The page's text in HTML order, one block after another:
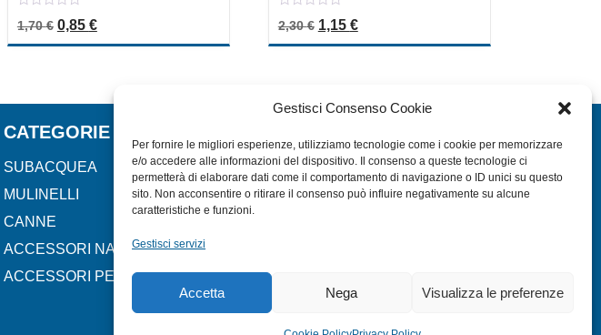
Gestisci Consenso Cookie
Per fornire le migliori esperienze, utilizziamo tecnologie come i cookie per memorizzare
e/o accedere alle informazioni del dispositivo. Il consenso a queste tecnologie ci
permetterà di elaborare dati come il comportamento di navigazione o ID unici su questo
sito. Non acconsentire o ritirare il consenso può influire negativamente su alcune
caratteristiche e funzioni.
Gestisci servizi
Accetta Nega Visualizza le preferenze
out
1,70€ Il prezzo originale era: 1,70 €.
0,85 €Il prezzo attuale è: 0,85 €.
out
2,30€ Il prezzo originale era: 2,30 €.
1,15 €Il prezzo attuale è: 1,15 €.
CATEGORIE
SUBACQUEA
MULINELLI
CANNE
ACCESSORI NAUTICI
ACCESSORI PESCA
HOME
SHOP
COOKIE POLICY (UE)
MODULO RESO